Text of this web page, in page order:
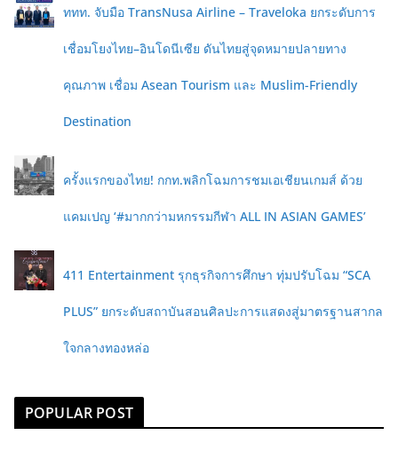
ททท. จับมือ TransNusa Airline – Traveloka ยกระดับการ
เชื่อมโยงไทย–อินโดนีเซีย ดันไทยสู่จุดหมายปลายทาง
คุณภาพ เชื่อม Asean Tourism และ Muslim-Friendly
Destination
ครั้งแรกของไทย! กกท.พลิกโฉมการชมเอเชียนเกมส์ ด้วย
แคมเปญ ‘#มากกว่ามหกรรมกีฬา ALL IN ASIAN GAMES’
411 Entertainment รุกธุรกิจการศึกษา ทุ่มปรับโฉม “SCA
PLUS” ยกระดับสถาบันสอนศิลปะการแสดงสู่มาตรฐานสากล
ใจกลางทองหล่อ
POPULAR POST